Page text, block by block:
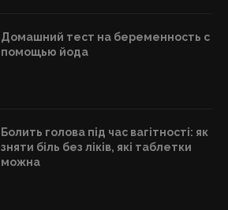
Домашний тест на беременность с
помощью йода
Болить голова під час вагітності: як
зняти біль без ліків, які таблетки
можна